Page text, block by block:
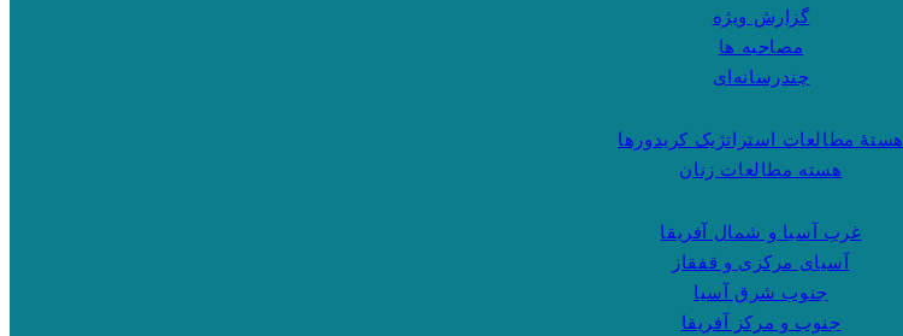
گزارش ویژه
مصاحبه ها
چندرسانه‌ای
هستهٔ مطالعات استراتژیک کریدورها
هسته مطالعات زنان
غرب آسیا و شمال آفریقا
آسیای مرکزی و قفقاز
جنوب شرق آسیا
جنوب و مرکز آفریقا